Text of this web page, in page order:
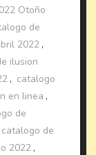
Otoño
de
2022 ,
ilusion
, catalogo
en linea ,
de
catalogo de
2022 ,